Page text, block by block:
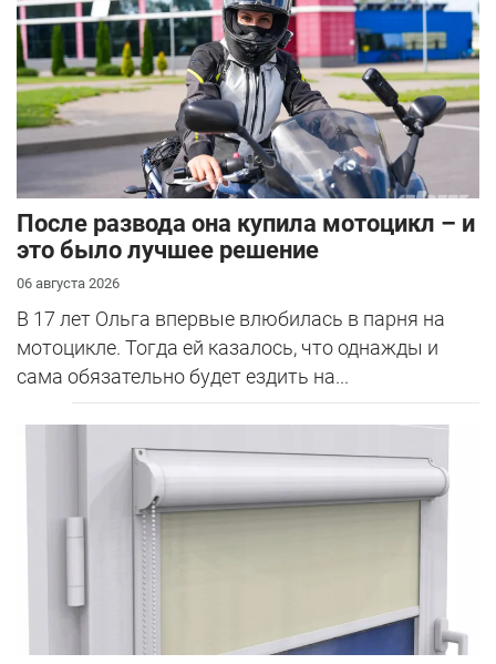
После развода она купила мотоцикл – и
это было лучшее решение
06 августа 2026
В 17 лет Ольга впервые влюбилась в парня на
мотоцикле. Тогда ей казалось, что однажды и
сама обязательно будет ездить на...